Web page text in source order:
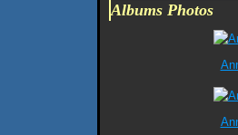
Albums Photos